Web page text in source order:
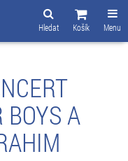
Menu
Košík
Hledat
BOYS A